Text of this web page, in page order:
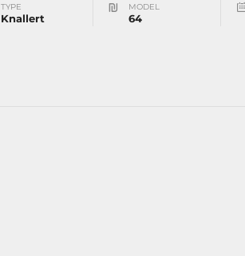
TYPE
Knallert
MODEL
64